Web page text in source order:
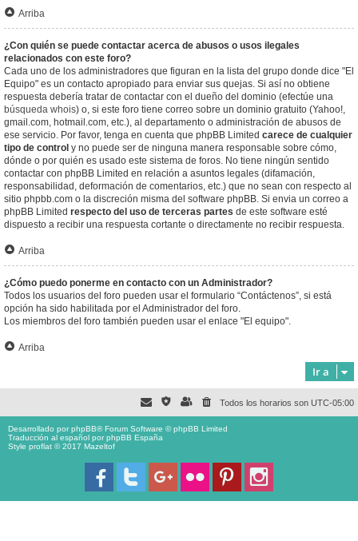
Arriba
¿Con quién se puede contactar acerca de abusos o usos ilegales
relacionados con este foro?
Cada uno de los administradores que figuran en la lista del grupo donde dice "El
Equipo" es un contacto apropiado para enviar sus quejas. Si así no obtiene
respuesta debería tratar de contactar con el dueño del dominio (efectúe una
búsqueda whois) o, si este foro tiene correo sobre un dominio gratuito (Yahoo!,
gmail.com, hotmail.com, etc.), al departamento o administración de abusos de
ese servicio. Por favor, tenga en cuenta que phpBB Limited carece de cualquier
tipo de control y no puede ser de ninguna manera responsable sobre cómo,
dónde o por quién es usado este sistema de foros. No tiene ningún sentido
contactar con phpBB Limited en relación a asuntos legales (difamación,
responsabilidad, deformación de comentarios, etc.) que no sean con respecto al
sitio phpbb.com o la discreción misma del software phpBB. Si envia un correo a
phpBB Limited respecto del uso de terceras partes de este software esté
dispuesto a recibir una respuesta cortante o directamente no recibir respuesta.
Arriba
¿Cómo puedo ponerme en contacto con un Administrador?
Todos los usuarios del foro pueden usar el formulario “Contáctenos”, si está
opción ha sido habilitada por el Administrador del foro.
Los miembros del foro también pueden usar el enlace "El equipo".
Arriba
Ir a
Todos los horarios son UTC-05:00
Desarrollado porphpBB® Forum Software © phpBB Limited
Traducción al español porphpBB España
Style proflat © 2017 Mazeltof